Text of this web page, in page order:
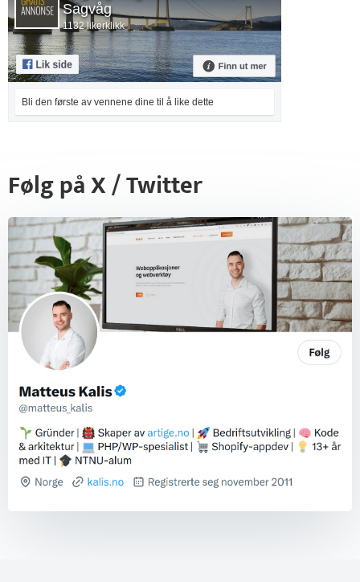
Sagvåg
1132 likerklikk
Bli den første av vennene dine til å like dette
Følg på X / Twitter